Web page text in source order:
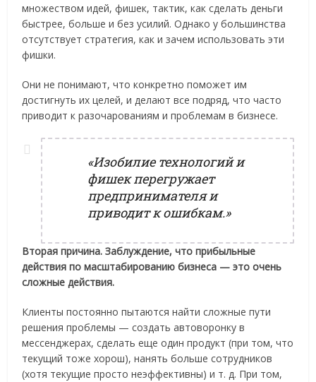
множеством идей, фишек, тактик, как сделать деньги
быстрее, больше и без усилий. Однако у большинства
отсутствует стратегия, как и зачем использовать эти
фишки.
Они не понимают, что конкретно поможет им
достигнуть их целей, и делают все подряд, что часто
приводит к разочарованиям и проблемам в бизнесе.
«Изобилие технологий и
фишек перегружает
предпринимателя и
приводит к ошибкам.»
Вторая причина. Заблуждение, что прибыльные
действия по масштабированию бизнеса — это очень
сложные действия.
Клиенты постоянно пытаются найти сложные пути
решения проблемы — создать автоворонку в
мессенджерах, сделать еще один продукт (при том, что
текущий тоже хорош), нанять больше сотрудников
(хотя текущие просто неэффективны) и т. д. При том,